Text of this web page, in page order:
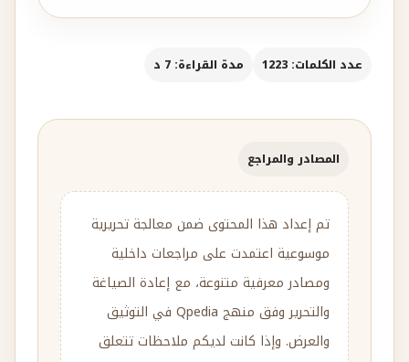
عدد الكلمات: 1223 مدة القراءة: 7 د
المصادر والمراجع
تم إعداد هذا المحتوى ضمن معالجة تحريرية
موسوعية اعتمدت على مراجعات داخلية
ومصادر معرفية متنوعة، مع إعادة الصياغة
والتحرير وفق منهج Qpedia في التوثيق
والعرض. وإذا كانت لديكم ملاحظات تتعلق